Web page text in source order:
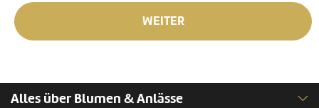
WEITER
Alles über Blumen & Anlässe